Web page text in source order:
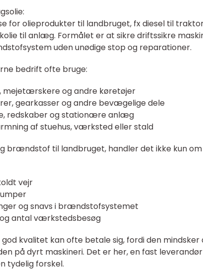
for olieprodukter til landbruget, fx diesel til
til anlæg. Formålet er at sikre driftssikre
uden unødige stop og reparationer.
bedrift ofte bruge:
mejetærskere og andre køretøjer
gearkasser og andre bevægelige dele
redskaber og stationære anlæg
af stuehus, værksted eller stald
brændstof til landbruget, handler det ikke kun
vejr
og snavs i brændstofsystemet
antal værkstedsbesøg
god kvalitet kan ofte betale sig, fordi den
på dyrt maskineri. Det er her, en fast
tydelig forskel.